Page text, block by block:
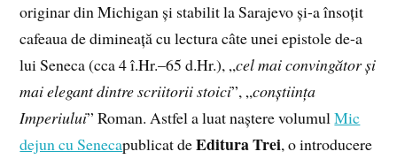
originar din Michigan și stabilit la Sarajevo și-a însoțit
cafeaua de dimineață cu lectura câte unei epistole de-a
lui Seneca (cca 4 î.Hr.–65 d.Hr.), „cel mai convingător și
mai elegant dintre scriitorii stoici”, „conștiința
Imperiului” Roman. Astfel a luat naștere volumulMic
dejun cu Senecapublicat deEditura Trei, o introducere